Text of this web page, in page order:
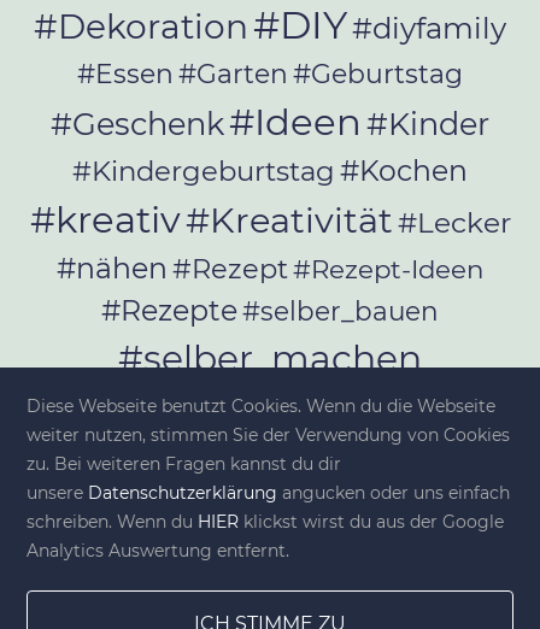
#Dekoration #DIY#diyfamily
#Essen #Garten #Geburtstag
#Geschenk#Ideen #Kinder
#Kindergeburtstag #Kochen
#kreativ#Kreativität#Lecker
#nähen #Rezept#Rezept-Ideen
#Rezepte#selber_bauen
#selber_machen
#Selbermachen#selber_nähen
#Selfmade#Sommer
#Upcycling#Werkeln
Diese Webseite benutzt Cookies. Wenn du die Webseite
weiter nutzen, stimmen Sie der Verwendung von Cookies
zu. Bei weiteren Fragen kannst du dir
unsere Datenschutzerklärung angucken oder uns einfach
schreiben. Wenn du HIER klickst wirst du aus der Google
Analytics Auswertung entfernt.
ICH STIMME ZU